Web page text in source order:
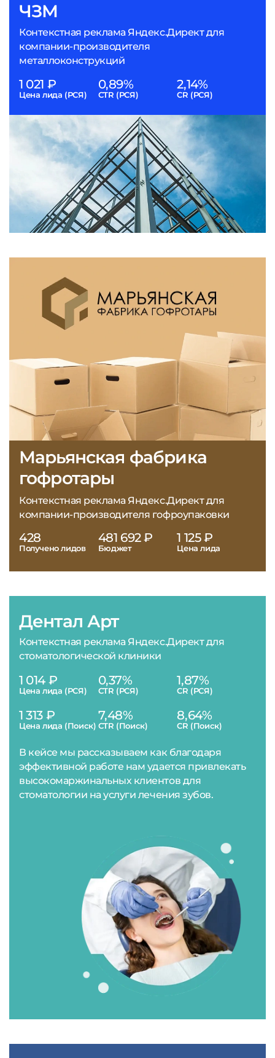
ЧЗМ
Контекстная реклама Яндекс.Директ для
компании-производителя
металлоконструкций
1 021 ₽
Цена лида (РСЯ)
0,89%
CTR (РСЯ)
2,14%
CR (РСЯ)
Дентал Арт
Контекстная реклама Яндекс.Директ для
стоматологической клиники
1 014 ₽
Цена лида (РСЯ)
0,37%
CTR (РСЯ)
1,87%
CR (РСЯ)
1 313 ₽
Цена лида (Поиск)
7,48%
CTR (Поиск)
8,64%
CR (Поиск)
В кейсе мы рассказываем как благодаря
эффективной работе нам удается привлекать
высокомаржинальных клиентов для
стоматологии на услуги лечения зубов.
Марьянская фабрика
гофротары
Контекстная реклама Яндекс.Директ для
компании-производителя гофроупаковки
428
Получено лидов
481 692 ₽
Бюджет
1 125 ₽
Цена лида